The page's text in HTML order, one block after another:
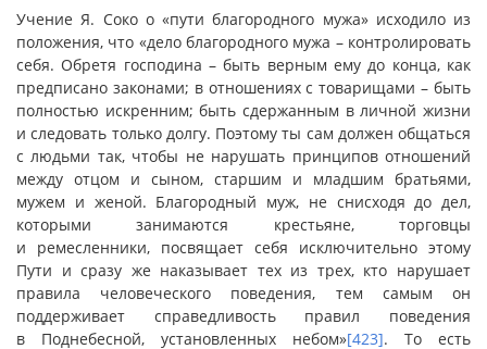
Учение Я. Соко о «пути благородного мужа» исходило из
положения, что «дело благородного мужа – контролировать
себя. Обретя господина – быть верным ему до конца, как
предписано законами; в отношениях с товарищами – быть
полностью искренним; быть сдержанным в личной жизни
и следовать только долгу. Поэтому ты сам должен общаться
с людьми так, чтобы не нарушать принципов отношений
между отцом и сыном, старшим и младшим братьями,
мужем и женой. Благородный муж, не снисходя до дел,
которыми занимаются крестьяне, торговцы
и ремесленники, посвящает себя исключительно этому
Пути и сразу же наказывает тех из трех, кто нарушает
правила человеческого поведения, тем самым он
поддерживает справедливость правил поведения
в Поднебесной, установленных небом»[423]. То есть